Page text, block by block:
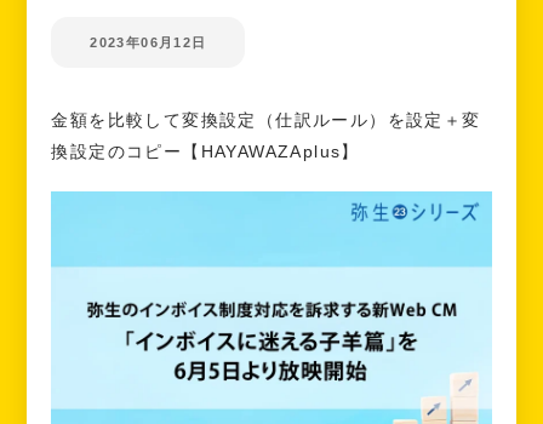
2023年06月12日
金額を比較して変換設定（仕訳ルール）を設定＋変
換設定のコピー【HAYAWAZAplus】